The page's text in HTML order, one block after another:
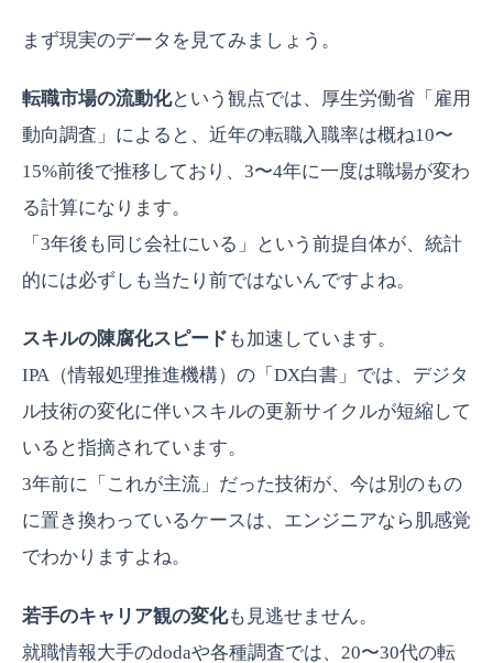
まず現実のデータを見てみましょう。
転職市場の流動化という観点では、厚生労働省「雇用
動向調査」によると、近年の転職入職率は概ね10〜
15%前後で推移しており、3〜4年に一度は職場が変わ
る計算になります。
「3年後も同じ会社にいる」という前提自体が、統計
的には必ずしも当たり前ではないんですよね。
スキルの陳腐化スピード も加速しています。
IPA（情報処理推進機構）の「DX白書」では、デジタ
ル技術の変化に伴いスキルの更新サイクルが短縮して
いると指摘されています。
3年前に「これが主流」だった技術が、今は別のもの
に置き換わっているケースは、エンジニアなら肌感覚
でわかりますよね。
若手のキャリア観の変化も見逃せません。
就職情報大手のdodaや各種調査では、20〜30代の転